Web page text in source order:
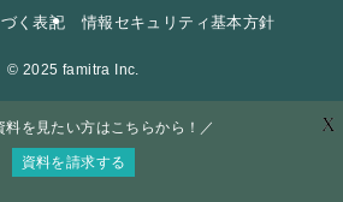
く表記
情報セキュリティ基本方針
© 2025 famitra Inc.
料を見たい方はこちらから！／
資料を請求する
X